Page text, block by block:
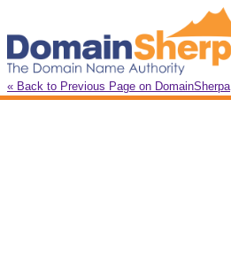
« Back to Previous Page on DomainSherpa